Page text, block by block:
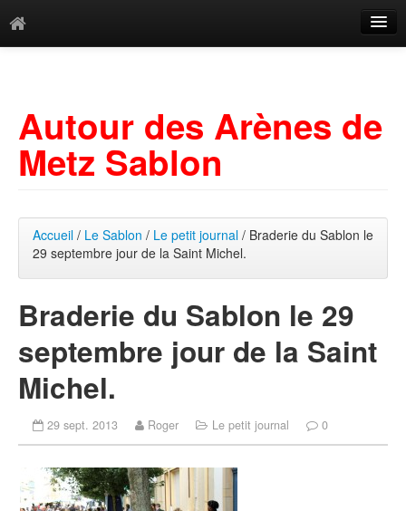
Mots-clés
Autour des Arènes de
Metz Sablon
Accueil / Le Sablon / Le petit journal / Braderie du Sablon le
29 septembre jour de la Saint Michel.
Braderie du Sablon le 29
septembre jour de la Saint
Michel.
29 sept. 2013 Roger Le petit journal 0